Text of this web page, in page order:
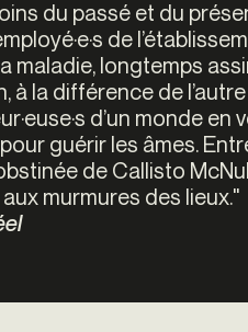
du passé et du
de
maladie, longtemps
la différence de
d’un monde en
guérir les âmes.
de Callisto
murmures des lieux."